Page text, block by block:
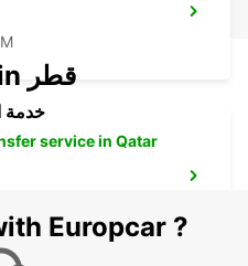
Our Blog articles in قطر
خدمة
service in Qatar
Europcar ?